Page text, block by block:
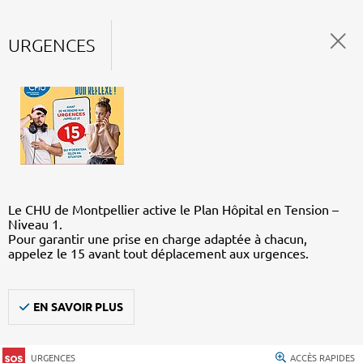
URGENCES
Le CHU de Montpellier active le Plan Hôpital en Tension –
Niveau 1.
Pour garantir une prise en charge adaptée à chacun,
appelez le 15 avant tout déplacement aux urgences.
EN SAVOIR PLUS
URGENCES ACCÈS RAPIDES